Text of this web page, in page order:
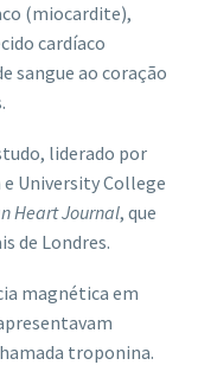
(miocardite),
cardíaco
sangue ao coração
liderado por
University College
Heart Journal, que
de Londres.
magnética em
troponina.